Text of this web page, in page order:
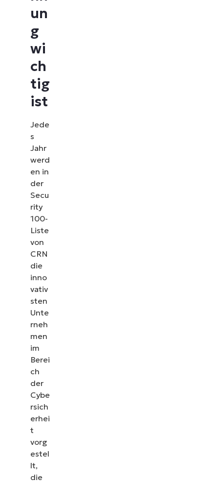
un
g
wi
ch
tig
ist
Jede
s
Jahr
werd
en in
der
Secu
rity
100-
Liste
von
CRN
die
inno
vativ
sten
Unte
rneh
men
im
Berei
ch
der
Cybe
rsich
erhei
t
vorg
estel
lt,
die